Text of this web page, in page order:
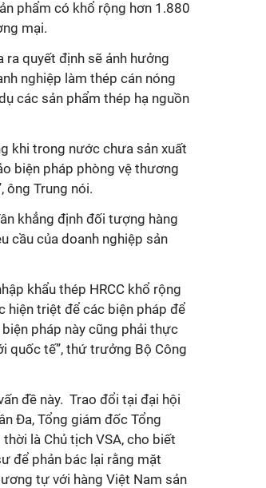
phẩm có khổ rộng hơn 1.880
mại.
ra quyết định sẽ ảnh hưởng
nghiệp làm thép cán nóng
các sản phẩm thép hạ nguồn
khi trong nước chưa sản xuất
biện pháp phòng vệ thương
ông Trung nói.
khẳng định đối tượng hàng
cầu của doanh nghiệp sản
khẩu thép HRCC khổ rộng
hiện triệt để các biện pháp để
pháp này cũng phải thực
quốc tế”, thứ trưởng Bộ Công
đề này. Trao đổi tại đại hội
Đa, Tổng giám đốc Tổng
là Chủ tịch VSA, cho biết
để phản bác lại rằng mặt
tự với hàng Việt Nam sản